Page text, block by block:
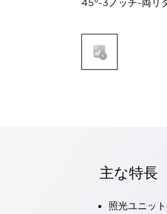
産業用イーサネット一覧を表示する
イオナイザ
モビリティソリューション
安全対策の死角をなくし人身事故を防ぐ
人とAGVとの突発的な接触への対策
この表示器がAGVに向く理由移動式
主な特長
照光ユニッ